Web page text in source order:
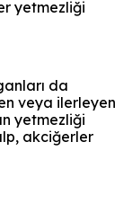
yetmezliği
da
veya ilerleyen
yetmezliği
akciğerler